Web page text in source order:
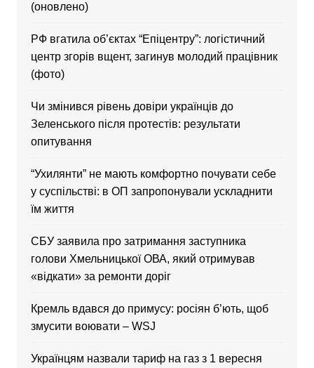
(оновлено)
РФ вгатила об’єктах “Епіцентру”: логістичний
центр згорів вщент, загинув молодий працівник
(фото)
Чи змінився рівень довіри українців до
Зеленського після протестів: результати
опитування
“Ухилянти” не мають комфортно почувати себе
у суспільстві: в ОП запропонували ускладнити
їм життя
CБУ заявила про затримання заступника
голови Хмельницької ОВА, який отримував
«відкати» за ремонти доріг
Кремль вдався до примусу: росіян б’ють, щоб
змусити воювати – WSJ
Українцям назвали тариф на газ з 1 вересня